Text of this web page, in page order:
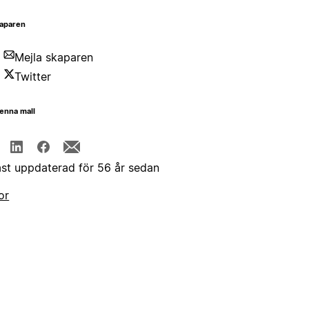
Mejla skaparen
Twitter
mall
uppdaterad för 56 år sedan